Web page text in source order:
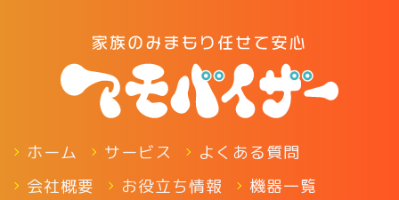
ホーム サービス
よくある質問
会社概要
お役立ち情報 機器一覧